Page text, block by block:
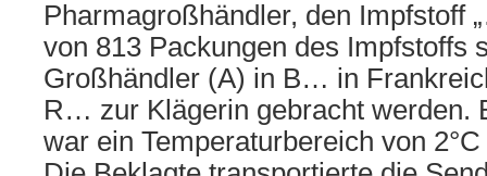
Pharmagroßhändler, den Impfstoff
von 813 Packungen des Impfstoffs
Großhändler (A) in B… in
R… zur Klägerin gebracht werden.
war ein Temperaturbereich von